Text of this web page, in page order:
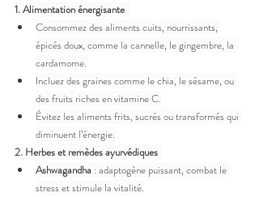
1. Alimentation énergisante
Consommez des aliments cuits, nourrissants,
épicés doux, comme la cannelle, le gingembre, la
cardamome.
Incluez des graines comme le chia, le sésame, ou
des fruits riches en vitamine C.
Évitez les aliments frits, sucrés ou transformés qui
diminuent l’énergie.
2. Herbes et remèdes ayurvédiques
Ashwagandha : adaptogène puissant, combat le
stress et stimule la vitalité.